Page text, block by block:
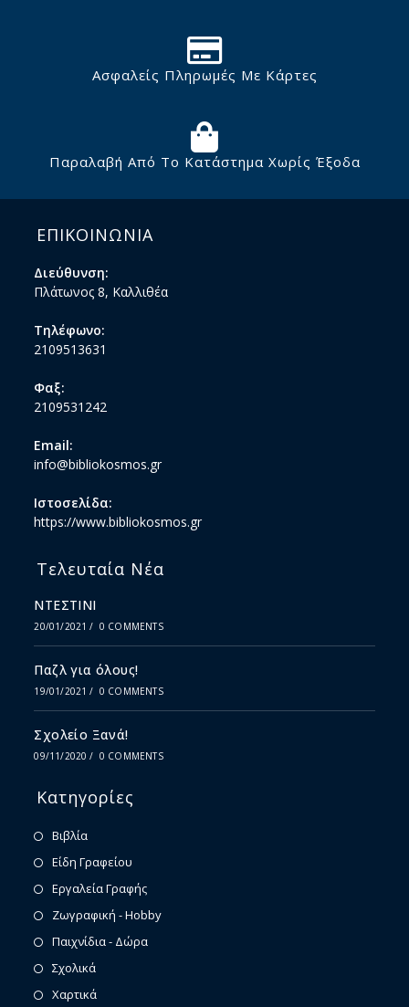
Ασφαλείς Πληρωμές Με Κάρτες
Παραλαβή Από Το Κατάστημα Χωρίς Έξοδα
ΕΠΙΚΟΙΝΩΝΙΑ
Διεύθυνση:
Πλάτωνος 8, Καλλιθέα
Τηλέφωνο:
2109513631
Φαξ:
2109531242
Email:
info@bibliokosmos.gr
Ιστοσελίδα:
https://www.bibliokosmos.gr
Τελευταία Νέα
ΝΤΕΣΤΙΝΙ
20/01/2021 / 0 COMMENTS
Παζλ για όλους!
19/01/2021 / 0 COMMENTS
Σχολείο Ξανά!
09/11/2020 / 0 COMMENTS
Κατηγορίες
Βιβλία
Είδη Γραφείου
Εργαλεία Γραφής
Ζωγραφική - Hobby
Παιχνίδια - Δώρα
Σχολικά
Χαρτικά